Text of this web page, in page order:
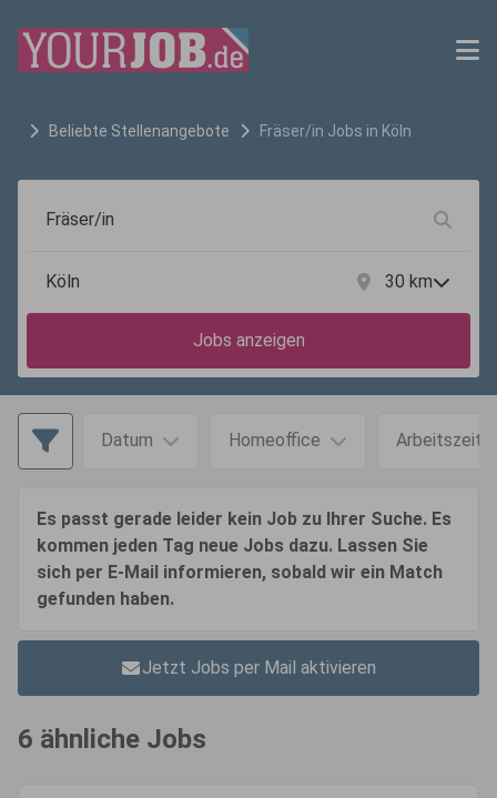
Beliebte Stellenangebote Fräser/in Jobs in Köln
30 km
Jobs anzeigen
Datum Homeoffice Arbeitszeit
Es passt gerade leider kein Job zu Ihrer Suche. Es
kommen jeden Tag neue Jobs dazu. Lassen Sie
sich per E-Mail informieren, sobald wir ein Match
gefunden haben.
Jetzt Jobs per Mail aktivieren
6 ähnliche Jobs